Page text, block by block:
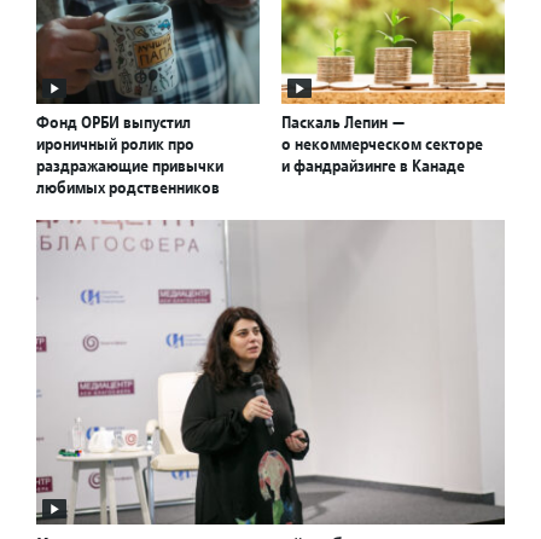
Фонд ОРБИ выпустил
ироничный ролик про
раздражающие привычки
любимых родственников
Паскаль Лепин —
о некоммерческом секторе
и фандрайзинге в Канаде